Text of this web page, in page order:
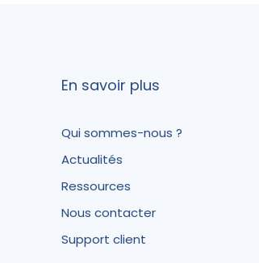
En savoir plus
Qui sommes-nous ?
Actualités
Ressources
Nous contacter
Support client